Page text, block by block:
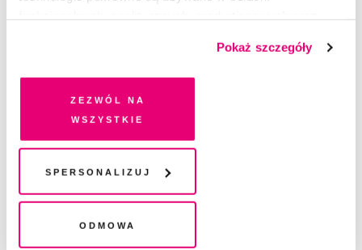
dobrowolną zgodę na pliki cookies i technologie
pokrewne, zgadzasz się na przechowywanie informacji
na Twoim urządzeniu końcowym lub dostęp do niego i
przetwarzanie danych. Zgodę na wszystkie lub niektóre
chwili wycofać lub ponowić w zakładce "Ustawienia
plików cookie". Wycofanie zgody nie wpływa na
legalność przetwarzania danych przed jej wycofaniem
Pokaż szczegóły
Zezwól na
wszystkie
Spersonalizuj
Odmowa